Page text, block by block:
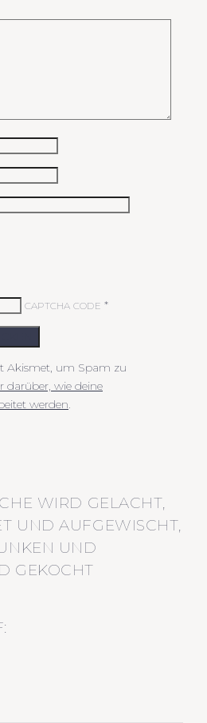
CAPTCHA CODE *
Akismet, um Spam zu
darüber, wie deine
werden.
WIRD GELACHT,
UND AUFGEWISCHT,
UND
GEKOCHT